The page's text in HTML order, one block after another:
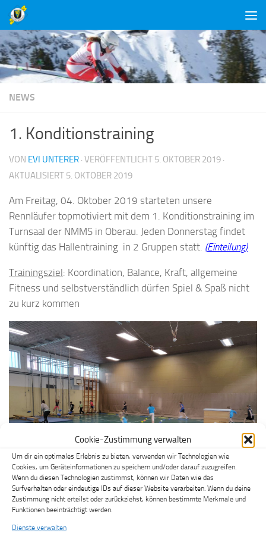
Cookie-Zustimmung verwalten
Um dir ein optimales Erlebnis zu bieten, verwenden wir Technologien wie
Cookies, um Geräteinformationen zu speichern und/oder darauf zuzugreifen.
Wenn du diesen Technologien zustimmst, können wir Daten wie das
Surfverhalten oder eindeutige IDs auf dieser Website verarbeiten. Wenn du deine
Zustimmung nicht erteilst oder zurückziehst, können bestimmte Merkmale und
Funktionen beeinträchtigt werden.
Dienste verwalten
Unter dem Inhalt
NEWS
1. Konditionstraining
VON EVI UNTERER · VERÖFFENTLICHT 5. OKTOBER 2019 ·
AKTUALISIERT 5. OKTOBER 2019
Am Freitag, 04. Oktober 2019 starteten unsere
Rennläufer topmotiviert mit dem 1. Konditionstraining im
Turnsaal der NMMS in Oberau. Jeden Donnerstag findet
künftig das Hallentraining in 2 Gruppen statt. (Einteilung)
Trainingsziel: Koordination, Balance, Kraft, allgemeine
Fitness und selbstverständlich dürfen Spiel & Spaß nicht
zu kurz kommen